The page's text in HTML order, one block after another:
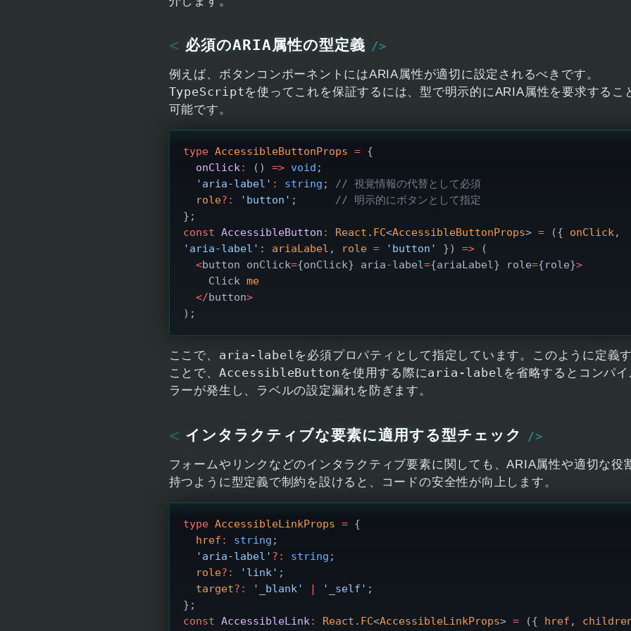
必須のARIA属性の型定義
例えば、ボタンコンポーネントにはARIA属性が適切に設定されるべきです。
TypeScriptを使ってこれを保証するには、型で明示的にARIA属性を要求するこ
可能です。
type AccessibleButtonProps = {
  onClick
: () => void ;
  'aria-label'
: string ; // 視覚情報の代替として必須
  role
?: 'button' ; // 明示的にボタンとして指定
};
const AccessibleButton : React . FC<AccessibleButtonProps> = ({ onClick
'aria-label' : ariaLabel , role = 'button' }) => (
  <
button onClick={onClick} aria-label={ariaLabel} role={role}>
    Click
me
  </
button>
);
ここで、 aria-labelを必須プロパティとして指定しています。このように定義
ことで、 AccessibleButton を使用する際にaria-label を省略するとコンパ
ラーが発生し、ラベルの設定漏れを防ぎます。
インタラクティブな要素に適用する型チェック
フォームやリンクなどのインタラクティブ要素に関しても、ARIA属性や適切な役
持つように型定義で制約を設けると、コードの安全性が向上します。
type AccessibleLinkProps = {
  href
: string ;
  'aria-label'
?: string ;
  role
?: 'link' ;
  target
?: '_blank' | '_self' ;
};
const AccessibleLink: React . FC<AccessibleLinkProps> = ({ href ,